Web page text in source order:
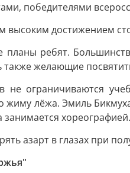
победителями
высоким достижением
ребят.
также желающие
не ограничиваются
лёжа. Эмиль
хореографией.
азарт в глазах при